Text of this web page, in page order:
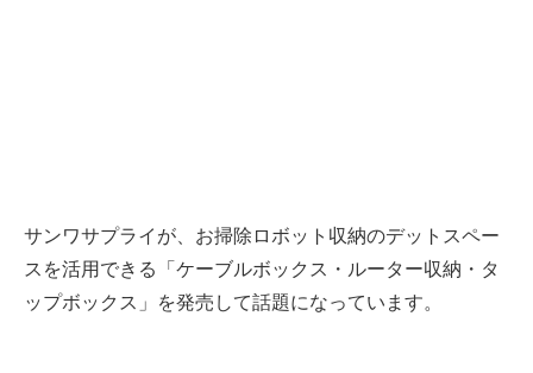
サンワサプライが、お掃除ロボット収納のデットスペー
スを活用できる「ケーブルボックス・ルーター収納・タ
ップボックス」を発売して話題になっています。